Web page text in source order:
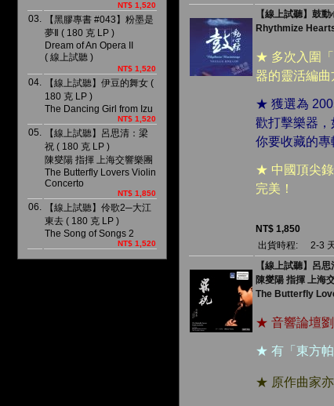
NT$ 1,520
03.
【黑膠專書 #043】粉墨是
夢Ⅱ ( 180 克 LP )
Dream of An Opera II
( 線上試聽 )
NT$ 1,520
04.
【線上試聽】伊豆的舞女 (
180 克 LP )
The Dancing Girl from Izu
NT$ 1,520
05.
【線上試聽】呂思清：梁
祝 ( 180 克 LP )
陳燮陽 指揮 上海交響樂團
The Butterfly Lovers Violin
Concerto
NT$ 1,850
06.
【線上試聽】伶歌2─大江
東去 ( 180 克 LP )
The Song of Songs 2
NT$ 1,520
【線上試聽】鼓
Rhythmize
★ 多次入圍「
器的靈活編
★ 獲選為
歡打擊樂器
你要收藏的專
★ 中國頂尖錄
完美！
NT$ 1,850
出貨時程:
2-3
【線上試聽】呂
陳燮陽 指揮 上海
The Butterfly
★ 音響論壇劉
★ 有「東方帕
★ 原作曲家亦